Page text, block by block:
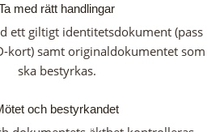
med rätt handlingar
ett giltigt identitetsdokument (pass
kort) samt originaldokumentet som
ska bestyrkas.
och bestyrkandet